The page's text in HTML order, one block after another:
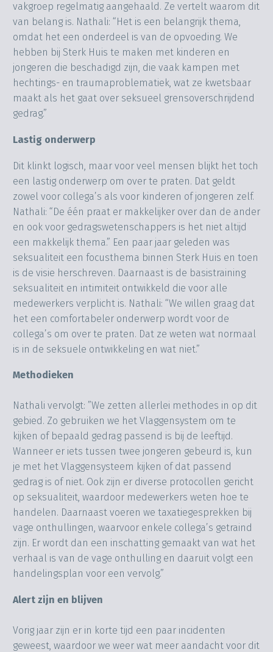
vakgroep regelmatig aangehaald. Ze vertelt waarom dit
van belang is. Nathali: “Het is een belangrijk thema,
omdat het een onderdeel is van de opvoeding. We
hebben bij Sterk Huis te maken met kinderen en
jongeren die beschadigd zijn, die vaak kampen met
hechtings- en traumaproblematiek, wat ze kwetsbaar
maakt als het gaat over seksueel grensoverschrijdend
gedrag.”
Lastig onderwerp
Dit klinkt logisch, maar voor veel mensen blijkt het toch
een lastig onderwerp om over te praten. Dat geldt
zowel voor collega’s als voor kinderen of jongeren zelf.
Nathali: “De één praat er makkelijker over dan de ander
en ook voor gedragswetenschappers is het niet altijd
een makkelijk thema.” Een paar jaar geleden was
seksualiteit een focusthema binnen Sterk Huis en toen
is de visie herschreven. Daarnaast is de basistraining
seksualiteit en intimiteit ontwikkeld die voor alle
medewerkers verplicht is. Nathali: “We willen graag dat
het een comfortabeler onderwerp wordt voor de
collega’s om over te praten. Dat ze weten wat normaal
is in de seksuele ontwikkeling en wat niet.”
Methodieken
Nathali vervolgt: ”We zetten allerlei methodes in op dit
gebied. Zo gebruiken we het Vlaggensystem om te
kijken of bepaald gedrag passend is bij de leeftijd.
Wanneer er iets tussen twee jongeren gebeurd is, kun
je met het Vlaggensysteem kijken of dat passend
gedrag is of niet. Ook zijn er diverse protocollen gericht
op seksualiteit, waardoor medewerkers weten hoe te
handelen. Daarnaast voeren we taxatiegesprekken bij
vage onthullingen, waarvoor enkele collega’s getraind
zijn. Er wordt dan een inschatting gemaakt van wat het
verhaal is van de vage onthulling en daaruit volgt een
handelingsplan voor een vervolg.”
Alert zijn en blijven
Vorig jaar zijn er in korte tijd een paar incidenten
geweest, waardoor we weer wat meer aandacht voor dit